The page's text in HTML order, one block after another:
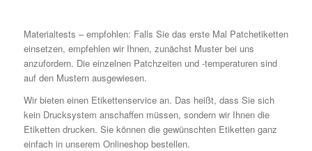
Materialtests – empfohlen: Falls Sie das erste Mal Patchetiketten
einsetzen, empfehlen wir Ihnen, zunächst Muster bei uns
anzufordern. Die einzelnen Patchzeiten und -temperaturen sind
auf den Mustern ausgewiesen.
Wir bieten einen Etikettenservicean. Das heißt, dass Sie sich
kein Drucksystem anschaffen müssen, sondern wir Ihnen die
Etiketten drucken. Sie können die gewünschten Etiketten ganz
einfach in unserem Onlineshop bestellen.